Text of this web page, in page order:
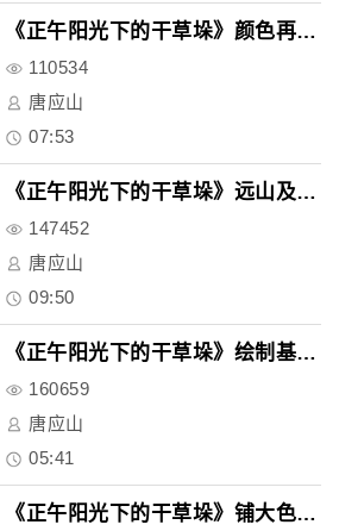
《正午阳光下的干草垛》颜色再加..
110534
唐应山
07:53
《正午阳光下的干草垛》远山及天..
147452
唐应山
09:50
《正午阳光下的干草垛》绘制基本..
160659
唐应山
05:41
《正午阳光下的干草垛》铺大色块..